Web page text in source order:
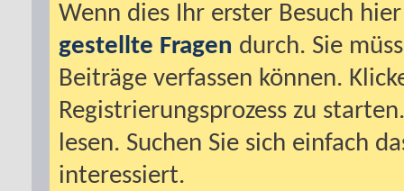
Wenn dies Ihr erster Besuch
gestellte Fragen durch. Sie
Beiträge verfassen können.
Registrierungsprozess zu
lesen. Suchen Sie sich einfach
interessiert.